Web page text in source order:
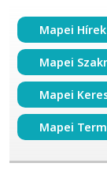
Mapei Hírek
Mapei
Mapei
Mapei